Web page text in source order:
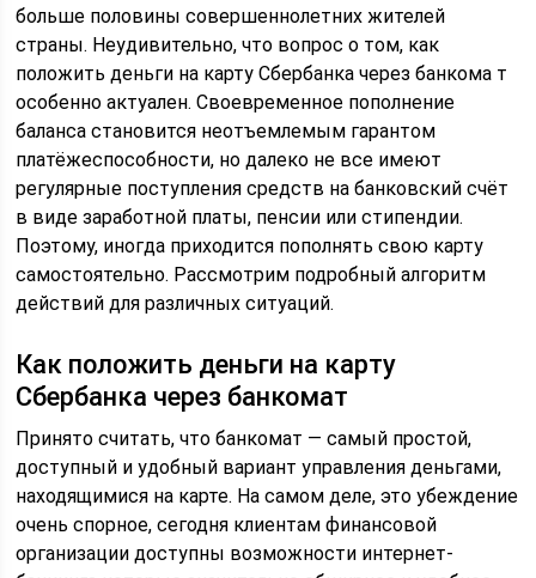
больше половины совершеннолетних жителей
страны. Неудивительно, что вопрос о том, как
положить деньги на карту Сбербанка через банкома т
особенно актуален. Своевременное пополнение
баланса становится неотъемлемым гарантом
платёжеспособности, но далеко не все имеют
регулярные поступления средств на банковский счёт
в виде заработной платы, пенсии или стипендии.
Поэтому, иногда приходится пополнять свою карту
самостоятельно. Рассмотрим подробный алгоритм
действий для различных ситуаций.
Как положить деньги на карту
Сбербанка через банкомат
Принято считать, что банкомат — самый простой,
доступный и удобный вариант управления деньгами,
находящимися на карте. На самом деле, это убеждение
очень спорное, сегодня клиентам финансовой
организации доступны возможности интернет-